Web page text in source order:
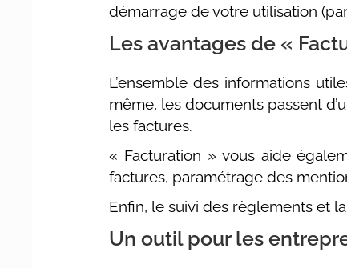
démarrage de votre utilisation
Les avantages de «
L’ensemble des informations
même, les documents passent
les factures.
« Facturation » vous aide
factures, paramétrage des
Enfin, le suivi des règlements et
Un outil pour les